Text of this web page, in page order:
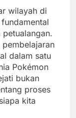
wilayah di
dalam satu
Pokémon
bukan
proses
kita